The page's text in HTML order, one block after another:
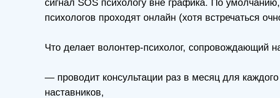
сигнал SOS психологу вне графика. По
психологов проходят онлайн (хотя встречаться
Что делает волонтер-психолог, сопровождающий
— проводит консультации раз в месяц для
наставников,